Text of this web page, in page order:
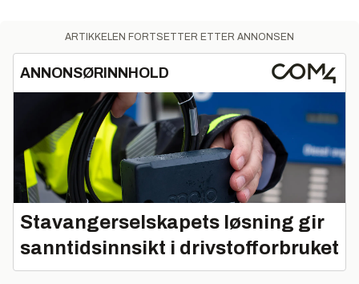
ARTIKKELEN FORTSETTER ETTER ANNONSEN
ANNONSØRINNHOLD
Stavangerselskapets løsning gir
sanntidsinnsikt i drivstofforbruket